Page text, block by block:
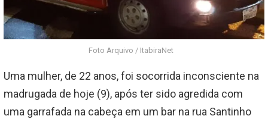
Foto Arquivo / ItabiraNet
Uma mulher, de 22 anos, foi socorrida inconsciente na
madrugada de hoje (9), após ter sido agredida com
uma garrafada na cabeça em um bar na rua Santinho